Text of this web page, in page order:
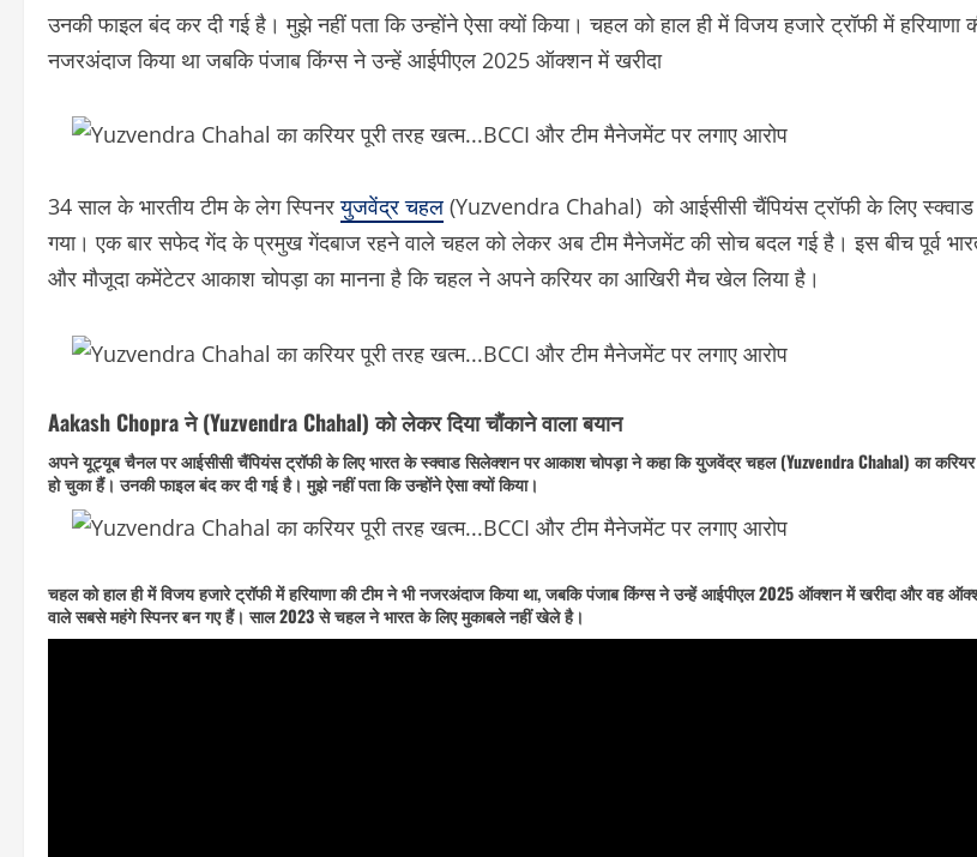
उनकी फाइल बंद कर दी गई है। मुझे नहीं पता कि उन्होंने ऐसा क्यों किया। चहल को हाल ही में विजय हजारे ट्रॉफी में हरियाणा
नजरअंदाज किया था जबकि पंजाब किंग्स ने उन्हें आईपीएल 2025 ऑक्शन में खरीदा
34 साल के भारतीय टीम के लेग स्पिनरयुजवेंद्र चहल (Yuzvendra Chahal) को आईसीसी चैंपियंस ट्रॉफी के लिए स्क्वाड
गया। एक बार सफेद गेंद के प्रमुख गेंदबाज रहने वाले चहल को लेकर अब टीम मैनेजमेंट की सोच बदल गई है। इस बीच पूर्व
और मौजूदा कमेंटेटर आकाश चोपड़ा का मानना है कि चहल ने अपने करियर का आखिरी मैच खेल लिया है।
Aakash Chopra ने (Yuzvendra Chahal) को लेकर दिया चौंकाने वाला बयान
अपने यूट्यूब चैनल पर आईसीसी चैंपियंस ट्रॉफी के लिए भारत के स्क्वाड सिलेक्शन पर आकाश चोपड़ा ने कहा कि युजवेंद्र चहल (Yuzvendra Chahal) का
हो चुका हैं। उनकी फाइल बंद कर दी गई है। मुझे नहीं पता कि उन्होंने ऐसा क्यों किया।
चहल को हाल ही में विजय हजारे ट्रॉफी में हरियाणा की टीम ने भी नजरअंदाज किया था, जबकि पंजाब किंग्स ने उन्हें आईपीएल 2025 ऑक्शन में खरीदा और वह
वाले सबसे महंगे स्पिनर बन गए हैं। साल 2023 से चहल ने भारत के लिए मुकाबले नहीं खेले है।